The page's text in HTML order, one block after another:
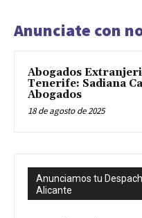
Anunciate con
Abogados
Tenerife: Sadiana
Abogados
18 de agosto de 2025
Anunciamos tu
Alicante